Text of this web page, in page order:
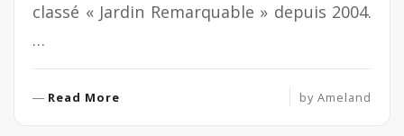
classé « Jardin Remarquable » depuis 2004.
…
Read More by Ameland